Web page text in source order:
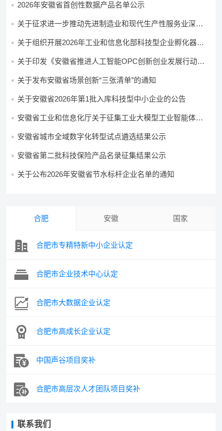
2026年安徽省首创性数据产品名单公示
关于征求进一步推动先进制造业和现代生产性服务业深度
关于组织开展2026年工业和信息化部科技型企业孵化器申
关于印发《安徽省推进人工智能OPC创新创业发展行动方
关于发布安徽省场景创新“三张清单”的通知
关于安徽省2026年第1批入库科技型中小企业的公告
安徽省工业和信息化厅关于征集工业大模型工业智能体的
安徽省城市全域数字化转型试点遴选结果公示
安徽省第二批科技保险产品名录征集结果公示
关于公布2026年安徽省节水标杆企业名单的通知
合肥 安徽 国家
合肥市专精特新中小企业认定
合肥市企业技术中心认定
合肥市大数据企业认定
合肥市高成长企业认定
中国声谷项目奖补
合肥市高层次人才团队项目奖补
联系我们